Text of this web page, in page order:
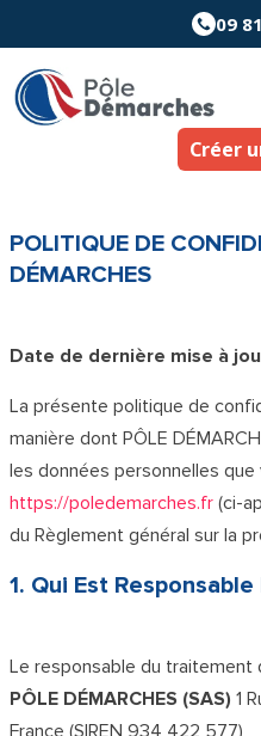
au
contenu
09
Créer
POLITIQUE DE
DÉMARCHES
Date de dernière mise à
La présente politique de
manière dont PÔLE
les données personnelles
https://poledemarches.fr (ci-
du Règlement général sur la
1. Qui Est
Le responsable du
PÔLE DÉMARCHES (SAS) 1
France (SIREN 934 422 577)